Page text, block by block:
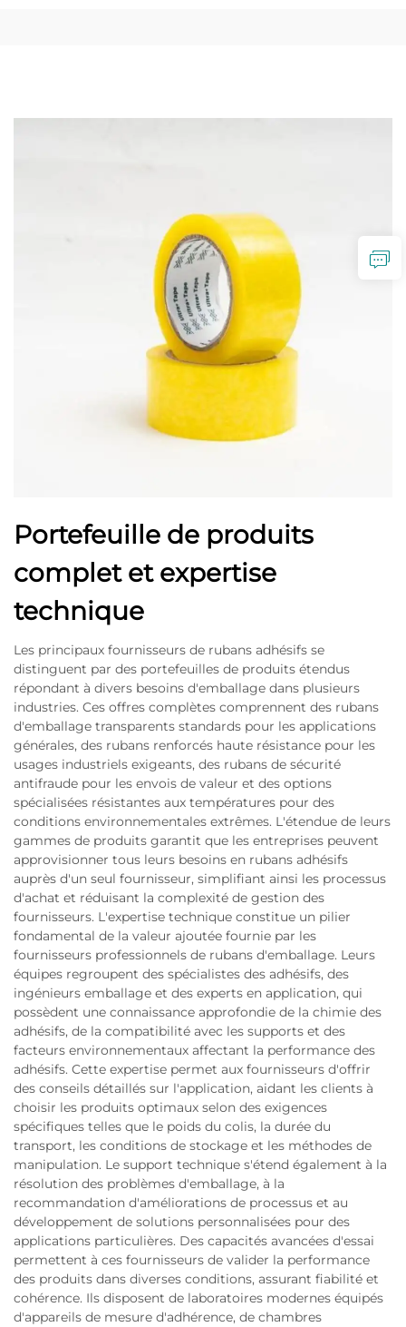
Portefeuille de produits
complet et expertise
technique
Les principaux fournisseurs de rubans adhésifs se
distinguent par des portefeuilles de produits étendus
répondant à divers besoins d'emballage dans plusieurs
industries. Ces offres complètes comprennent des rubans
d'emballage transparents standards pour les applications
générales, des rubans renforcés haute résistance pour les
usages industriels exigeants, des rubans de sécurité
antifraude pour les envois de valeur et des options
spécialisées résistantes aux températures pour des
conditions environnementales extrêmes. L'étendue de leurs
gammes de produits garantit que les entreprises peuvent
approvisionner tous leurs besoins en rubans adhésifs
auprès d'un seul fournisseur, simplifiant ainsi les processus
d'achat et réduisant la complexité de gestion des
fournisseurs. L'expertise technique constitue un pilier
fondamental de la valeur ajoutée fournie par les
fournisseurs professionnels de rubans d'emballage. Leurs
équipes regroupent des spécialistes des adhésifs, des
ingénieurs emballage et des experts en application, qui
possèdent une connaissance approfondie de la chimie des
adhésifs, de la compatibilité avec les supports et des
facteurs environnementaux affectant la performance des
adhésifs. Cette expertise permet aux fournisseurs d'offrir
des conseils détaillés sur l'application, aidant les clients à
choisir les produits optimaux selon des exigences
spécifiques telles que le poids du colis, la durée du
transport, les conditions de stockage et les méthodes de
manipulation. Le support technique s'étend également à la
résolution des problèmes d'emballage, à la
recommandation d'améliorations de processus et au
développement de solutions personnalisées pour des
applications particulières. Des capacités avancées d'essai
permettent à ces fournisseurs de valider la performance
des produits dans diverses conditions, assurant fiabilité et
cohérence. Ils disposent de laboratoires modernes équipés
d'appareils de mesure d'adhérence, de chambres